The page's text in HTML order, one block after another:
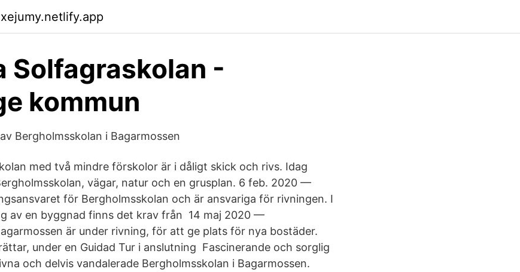
Solfagraskolan -
kommun
Bergholmsskolan i Bagarmossen
med två mindre förskolor är i dåligt skick och rivs. Idag
vägar, natur och en grusplan. 6 feb. 2020 —
för Bergholmsskolan och är ansvariga för rivningen. I
av en byggnad finns det krav från 14 maj 2020 —
är under rivning, för att ge plats för nya bostäder.
under en Guidad Tur i anslutning Fascinerande och sorglig
och delvis vandalerade Bergholmsskolan i Bagarmossen.